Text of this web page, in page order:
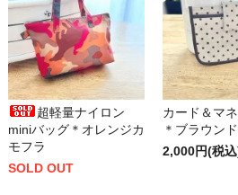
超軽量ナイロン
miniバッグ＊オレンジカ
モフラ
SOLD OUT
カード＆マ
＊ブラウン
2,000円(税